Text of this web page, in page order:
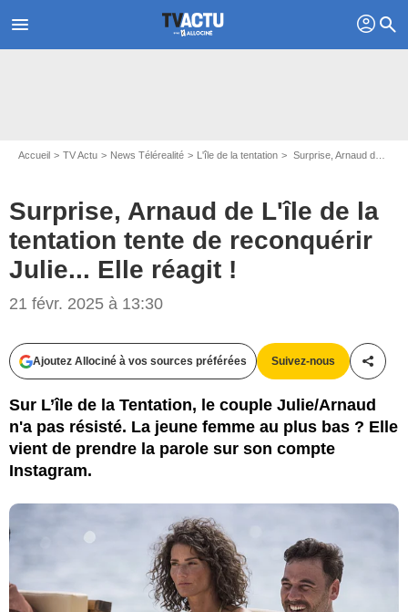
menu profil search
Accueil TV Actu News Télérealité L'île de la tentation Surprise, Arnaud de L'île de la tentation tente de reconquérir Julie... Elle réagit !
Surprise, Arnaud de L'île de la
tentation tente de reconquérir
Julie... Elle réagit !
21 févr. 2025 à 13:30
Ajoutez Allociné à vos sources préférées Suivez-nous
Sur L’île de la Tentation, le couple Julie/Arnaud
n'a pas résisté. La jeune femme au plus bas ? Elle
vient de prendre la parole sur son compte
Instagram.
Etienne JEANNERET / W9